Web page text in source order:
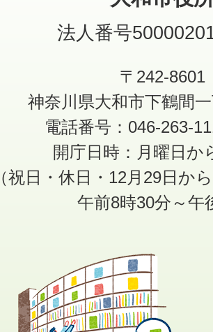
法人番号
〒242-8601
神奈川県大和市下鶴間
電話番号：046-263-
開庁日時：月曜日か
（祝日・休日・12月29日か
午前8時30分～午